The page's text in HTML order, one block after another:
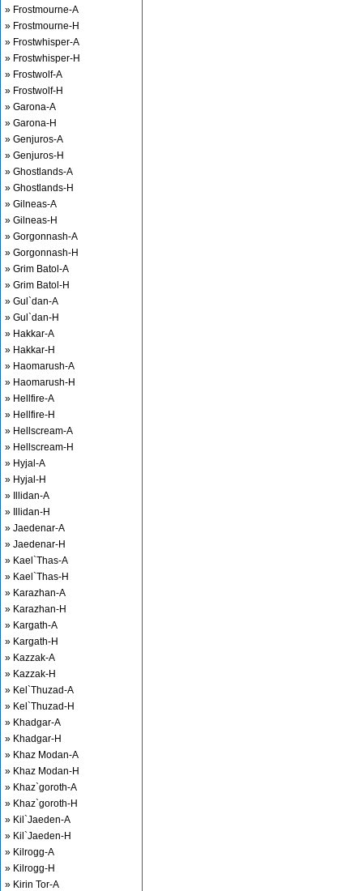
» Frostmourne-A
» Frostmourne-H
» Frostwhisper-A
» Frostwhisper-H
» Frostwolf-A
» Frostwolf-H
» Garona-A
» Garona-H
» Genjuros-A
» Genjuros-H
» Ghostlands-A
» Ghostlands-H
» Gilneas-A
» Gilneas-H
» Gorgonnash-A
» Gorgonnash-H
» Grim Batol-A
» Grim Batol-H
» Gul`dan-A
» Gul`dan-H
» Hakkar-A
» Hakkar-H
» Haomarush-A
» Haomarush-H
» Hellfire-A
» Hellfire-H
» Hellscream-A
» Hellscream-H
» Hyjal-A
» Hyjal-H
» Illidan-A
» Illidan-H
» Jaedenar-A
» Jaedenar-H
» Kael`Thas-A
» Kael`Thas-H
» Karazhan-A
» Karazhan-H
» Kargath-A
» Kargath-H
» Kazzak-A
» Kazzak-H
» Kel`Thuzad-A
» Kel`Thuzad-H
» Khadgar-A
» Khadgar-H
» Khaz Modan-A
» Khaz Modan-H
» Khaz`goroth-A
» Khaz`goroth-H
» Kil`Jaeden-A
» Kil`Jaeden-H
» Kilrogg-A
» Kilrogg-H
» Kirin Tor-A